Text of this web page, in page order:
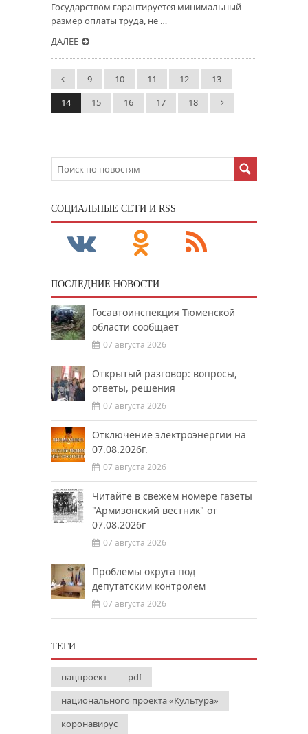
Государством гарантируется минимальный
размер оплаты труда, не …
ДАЛЕЕ
9 10 11 12
13
14
15 16 17 18
CОЦИАЛЬНЫЕ СЕТИ И RSS
ПОСЛЕДНИЕ НОВОСТИ
Госавтоинспекция Тюменской
области сообщает
07 августа 2026
Открытый разговор: вопросы,
ответы, решения
07 августа 2026
Отключение электроэнергии на
07.08.2026г.
07 августа 2026
Читайте в свежем номере газеты
"Армизонский вестник" от
07.08.2026г
07 августа 2026
Проблемы округа под
депутатским контролем
07 августа 2026
ТЕГИ
нацпроект
pdf
национального проекта «Культура»
коронавирус